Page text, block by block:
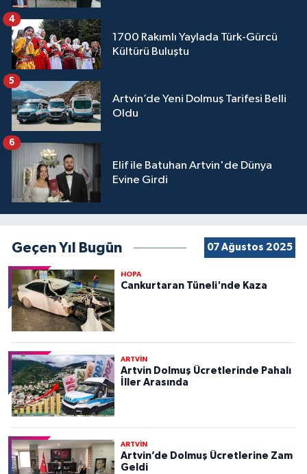
1700 Rakımlı Yaylada Türk-Gürcü
Kültürü Buluştu
4
Artvin’de Yeni Dolmuş Tarifesi Belli
Oldu
5
Elif ile Batuhan Artvin'de Dünya
Evine Girdi
6
Geçen Yıl Bugün 07 Ağustos 2025
HOPA
Cankurtaran Tüneli'nde Kaza
ARTVİN
Artvin Dolmuş Ücretlerinde Pahalı
İller Arasında
ARTVİN
Artvin’de Dolmuş Ücretlerine Zam
Geldi